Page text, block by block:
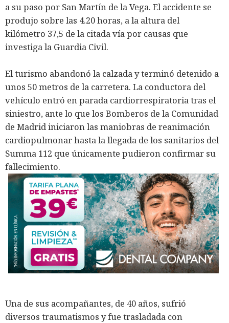
a su paso por San Martín de la Vega. El accidente se
produjo sobre las 4.20 horas, a la altura del
kilómetro 37,5 de la citada vía por causas que
investiga la Guardia Civil.
El turismo abandonó la calzada y terminó detenido a
unos 50 metros de la carretera. La conductora del
vehículo entró en parada cardiorrespiratoria tras el
siniestro, ante lo que los Bomberos de la Comunidad
de Madrid iniciaron las maniobras de reanimación
cardiopulmonar hasta la llegada de los sanitarios del
Summa 112 que únicamente pudieron confirmar su
fallecimiento.
Una de sus acompañantes, de 40 años, sufrió
diversos traumatismos y fue trasladada con